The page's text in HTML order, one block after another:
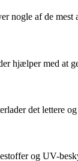
nogle af de mest
hjælper med at
det lettere
og UV-